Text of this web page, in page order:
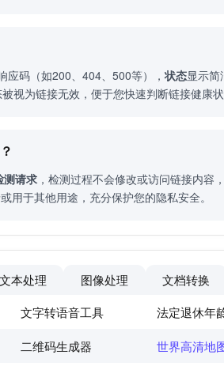
应码（如200、404、500等），状态显示简
视为链接无效，便于您快速判断链接健康状
测请求 ，检测过程不会修改或访问链接内
用于其他用途，充分保护您的隐私安全。
文本处理 图像处理 文档转换
文字转语音工具 法定退休年
二维码生成器 世界高清地